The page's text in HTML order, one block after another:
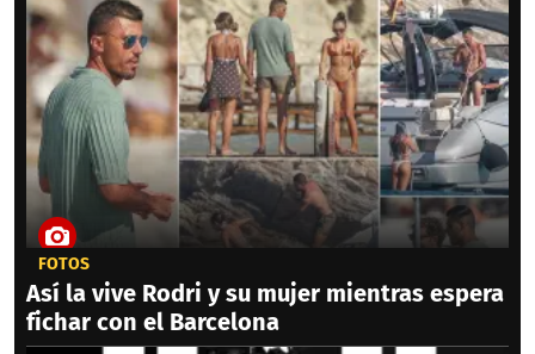
FOTOS
Así la vive Rodri y su mujer mientras espera
fichar con el Barcelona